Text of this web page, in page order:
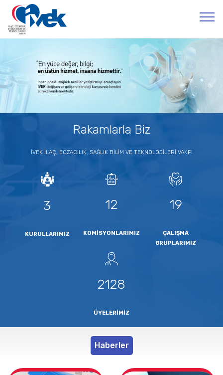
Rakamlarla Biz
İVEK İLAÇ, ECZACILIK, SAĞLIK BİLİM VE TEKNOLOJİLERİ VAKFI
3
KURULLARIMIZ
12
KOMISYONLARIMIZ
19
ÇALIŞMA
GRUPLARIMIZ
2128
ÜYELERIMIZ
Haberler